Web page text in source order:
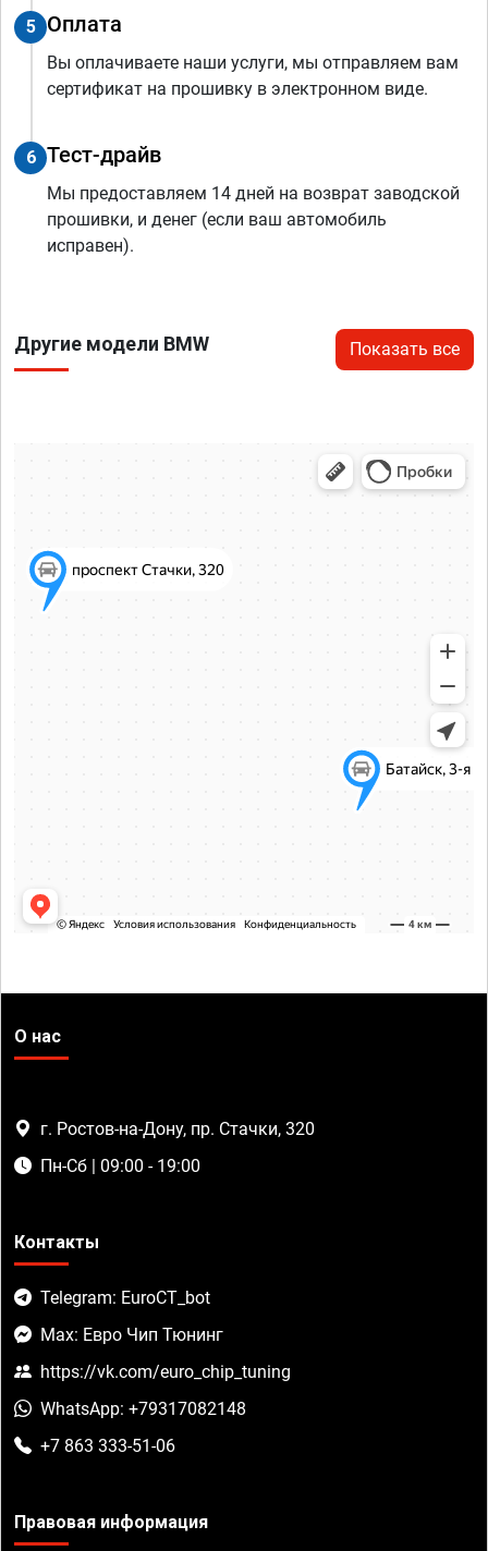
5 Оплата
Вы оплачиваете наши услуги, мы отправляем вам
сертификат на прошивку в электронном виде.
6 Тест-драйв
Мы предоставляем 14 дней на возврат заводской
прошивки, и денег (если ваш автомобиль
исправен).
Другие модели BMW Показать все
О нас
г. Ростов-на-Дону, пр. Стачки, 320
Пн-Сб | 09:00 - 19:00
Контакты
Telegram: EuroCT_bot
Max: Евро Чип Тюнинг
https://vk.com/euro_chip_tuning
WhatsApp: +79317082148
+7 863 333-51-06
Правовая информация